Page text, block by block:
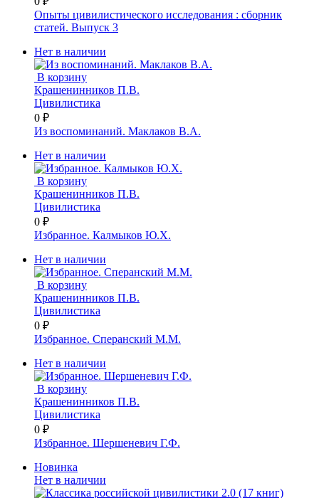
Опыты цивилистического исследования : сборник
статей. Выпуск 3
Нет в наличии
В корзину
Крашенинников П.В.
Цивилистика
0 ₽
Из воспоминаний. Маклаков В.А.
Нет в наличии
В корзину
Крашенинников П.В.
Цивилистика
0 ₽
Избранное. Калмыков Ю.Х.
Нет в наличии
В корзину
Крашенинников П.В.
Цивилистика
0 ₽
Избранное. Сперанский М.М.
Нет в наличии
В корзину
Крашенинников П.В.
Цивилистика
0 ₽
Избранное. Шершеневич Г.Ф.
Новинка
Нет в наличии